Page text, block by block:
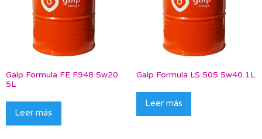
Galp Formula FE F948 5w20
5L
Leer más
Galp Formula LS 505 5w40 1L
Leer más